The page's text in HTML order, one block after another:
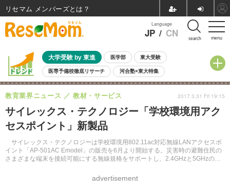
menu
Language
JP / CN search
大学受験 by 東進 医学部 東大受験
医専予備校徹底リサーチ 河合塾×東大特集
親子で考える大学選び 高校受験 中学受験 小学校受験
共通テスト 夏休み 8月開催学校説明会・相談会
8月開催イベント・WS 全国公立高校 過去問 人気記事
自由研究教材（小学生向け） 自由研究教材（中学生向け）
サイレックス・テクノロジー「学校環境用アク
セスポイント」新製品
サイレックス・テクノロジーは学校環境用802.11ac対応無線LANアクセスポ
イント「AP-501AC Emodel」の販売を6月より開始する。災害時の避難住民の
さまざまな端末を接続可能にする無線規格をサポートし、2.4GHzと5GHzの同
教育業界ニュース 教材・サービス
advertisement
2017.3.31 Fri 19:15
リセマム メンバーズ